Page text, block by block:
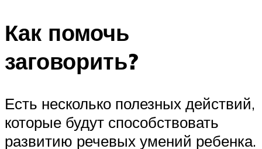
Как помочь
заговорить?
Есть несколько полезных действий,
которые будут способствовать
развитию речевых умений ребенка.